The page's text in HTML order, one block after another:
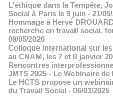
L'éthique dans la Tempête,
Social à Paris le 9 juin - 21/
Hommage à Hervé
recherche en travail social,
09/05/2026
Colloque international sur
au CNAM, les 7 et 8 janvier
Rencontres
JMTS 2025 - Le Webinaire de
Le HCTS propose un
du Travail Social - 06/03/2025